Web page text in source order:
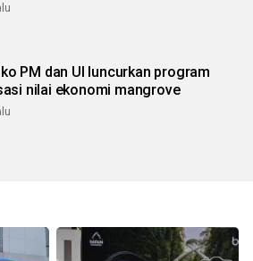
PM dan UI luncurkan program
nilai ekonomi mangrove